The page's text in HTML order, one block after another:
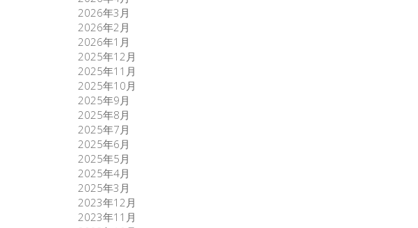
2026年3月
2026年2月
2026年1月
2025年12月
2025年11月
2025年10月
2025年9月
2025年8月
2025年7月
2025年6月
2025年5月
2025年4月
2025年3月
2023年12月
2023年11月